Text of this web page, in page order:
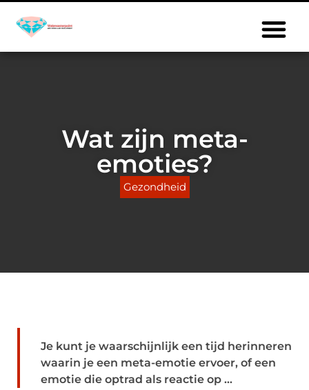
Wat zijn meta-
emoties?
Gezondheid
Je kunt je waarschijnlijk een tijd herinneren
waarin je een meta-emotie ervoer, of een
emotie die optrad als reactie op ...